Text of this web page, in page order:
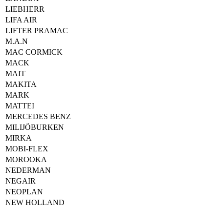
LIEBHERR
LIFA AIR
LIFTER PRAMAC
M.A.N
MAC CORMICK
MACK
MAIT
MAKITA
MARK
MATTEI
MERCEDES BENZ
MILIJÖBURKEN
MIRKA
MOBI-FLEX
MOROOKA
NEDERMAN
NEGAIR
NEOPLAN
NEW HOLLAND